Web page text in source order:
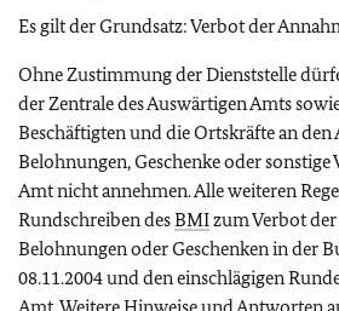
Es gilt der Grundsatz: Verbot der
Ohne Zustimmung der Dienststelle
der Zentrale des Auswärtigen Amts
Beschäftigten und die Ortskräfte an
Belohnungen, Geschenke oder
Amt nicht annehmen. Alle weiteren
Rundschreiben desBMIzum Verbot
Belohnungen oder Geschenken in der
08.11.2004 und den einschlägigen
Amt. Weitere Hinweise und Antworten